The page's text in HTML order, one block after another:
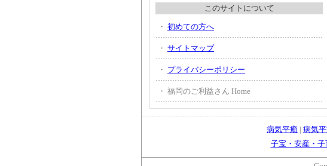
このサイトについて
・ 初めての方へ
・ サイトマップ
・ プライバシーポリシー
・ 福岡のご利益さん Home
病気平癒 | 病気平
子宝・安産・子